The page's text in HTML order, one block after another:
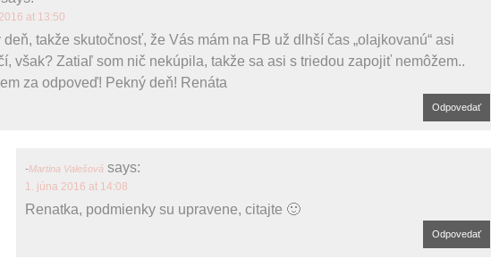
at 13:50
deň, takže skutočnosť, že Vás mám na FB už dlhší čas „olajkovanú“ asi
však? Zatiaľ som nič nekúpila, takže sa asi s triedou zapojiť nemôžem..
za odpoveď! Pekný deň! Renáta
Odpovedať
Martina Valešová says:
1. júna 2016 at 14:08
Renatka, podmienky su upravene, citajte 🙂
Odpovedať